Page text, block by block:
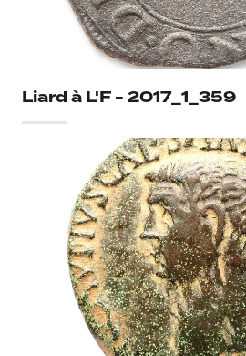
Iconographie verso
Cérès debout à gauche, levant la
Thématiques verso
Liard à L'F - 2017_1_359